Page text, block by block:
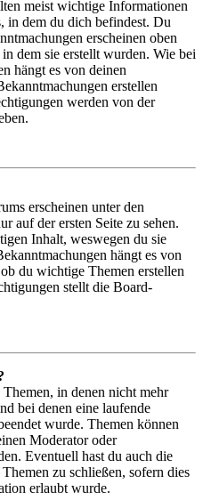
meist wichtige Informationen
in dem du dich befindest. Du
erscheinen oben
dem sie erstellt wurden. Wie bei
hängt es von deinen
erstellen
werden von der
erscheinen unter den
auf der ersten Seite zu sehen.
Inhalt, weswegen du sie
hängt es von
du wichtige Themen erstellen
stellt die Board-
in denen nicht mehr
bei denen eine laufende
wurde. Themen können
Moderator oder
Eventuell hast du auch die
zu schließen, sofern dies
erlaubt wurde.